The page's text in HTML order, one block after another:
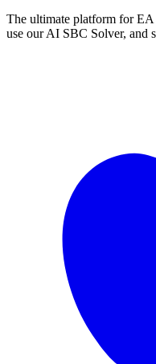
The ultimate platform for EA
use our AI SBC Solver, and